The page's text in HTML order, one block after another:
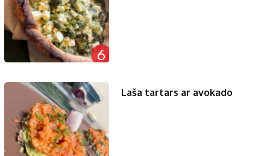
6
Laša tartars ar avokado